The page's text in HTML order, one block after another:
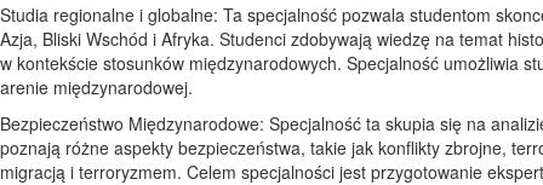
Studia regionalne i globalne: Ta specjalność pozwala studentom
Azja, Bliski Wschód i Afryka. Studenci zdobywają wiedzę na temat
w kontekście stosunków międzynarodowych. Specjalność umożliwia
arenie międzynarodowej.
Bezpieczeństwo Międzynarodowe: Specjalność ta skupia się na
poznają różne aspekty bezpieczeństwa, takie jak konflikty zbrojne,
migracją i terroryzmem. Celem specjalności jest przygotowanie